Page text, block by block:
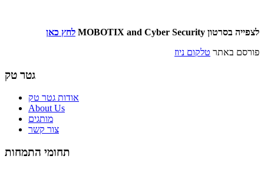
לצפייה בסרטון MOBOTIX and Cyber Security
לחץ כאן
פורסם באתר טלקום ניוז
גטר טק
אודות גטר טק
About Us
מותגים
צור קשר
תחומי התמחות